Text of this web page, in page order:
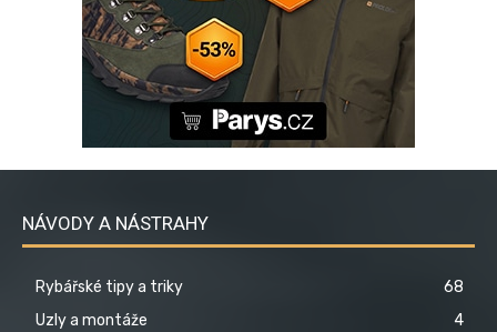
NÁVODY A NÁSTRAHY
Rybářské tipy a triky
68
Uzly a montáže
4